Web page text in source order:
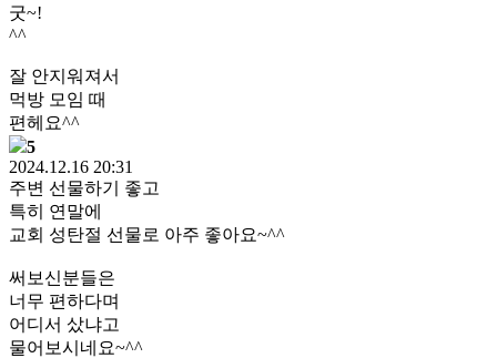
굿~!
^^
잘 안지워져서
먹방 모임 때
편헤요^^
5
2024.12.16 20:31
주변 선물하기 좋고
특히 연말에
교회 성탄절 선물로 아주 좋아요~^^
써보신분들은
너무 편하다며
어디서 샀냐고
물어보시네요~^^